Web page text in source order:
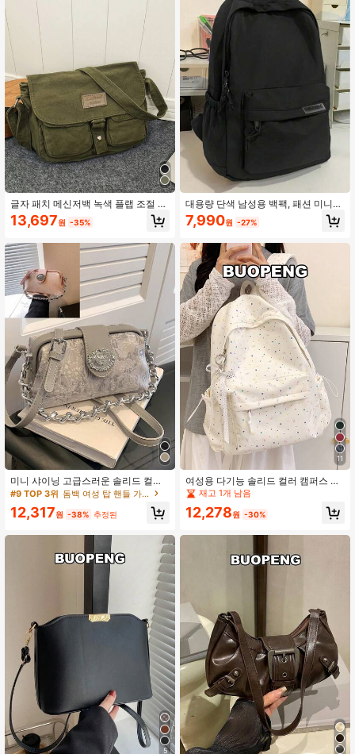
글자 패치 메신저백 녹색 플랩 조절 가
능한 스트랩 클래식 빈티지 메신저백
- 업그레이드된 기능이 있는 오리지널
여자친구, 가족을 위한 최고의 선물용
가방
13,697원 -35%
미니 샤이닝 고급스러운 솔리드 컬러
지퍼 & 메탈 체인 핸드백, 캐주얼 미니
멀리스트 여성 숄더 토트백, 쇼핑, 지
갑, 쇼핑, 젊은 여성, 대학생, 신입생 및
장, 비즈니스, 통근, 야외, 여행 및 외출
#9 TOP 3위 돔백 여성 탑 핸들 가방
12,317원 -38% 추정된
5
대용량 단색 남성용 백팩, 패션 미니멀
리스트 여행 가방, 캐주얼, 일본 스타
일, 대학 스타일, 통근 및 기타 경우에
가방, 대용량 디자인으로 사용 가능.
7,990원 -27%
11
여성용 다기능 솔리드 컬러 캠퍼스 백
팩, 대용량 미니멀리스트 다중 칸막이
여행 백팩, 기능적인 학생 학교 가방,
방수 패션 비즈니스 캐주얼 노트북 가
재고 1개 남음
12,278원 -30%